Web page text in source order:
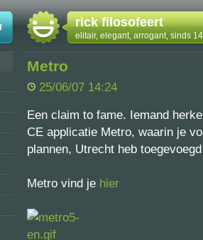
rick filosofeert
elitair, elegant, arrogant, sinds
Metro
25/06/07 14:24
Een claim to fame. Iemand
CE applicatie Metro, waarin je
plannen, Utrecht heb toegevoegd
Metro vind je hier